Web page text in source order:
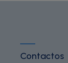
Contactos